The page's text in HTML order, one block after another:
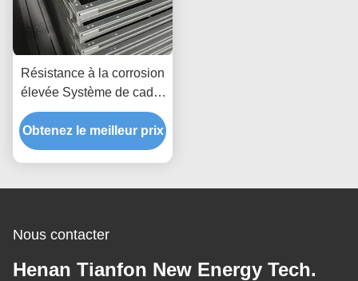
Résistance à la corrosion
élevée Système de cadre
d'énergie renouvelable
Solutions personnalisées
pour des structures de
solaires durables
Obtenez le meilleur prix
Nous contacter
Henan Tianfon New Energy Tech.